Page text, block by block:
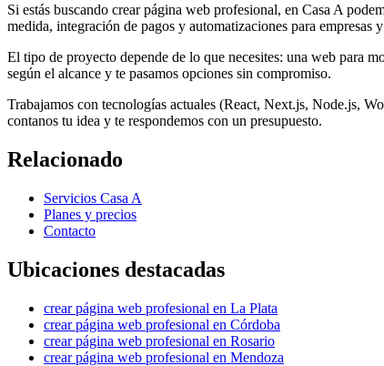
Si estás buscando crear página web profesional, en Casa A
medida, integración de pagos y automatizaciones para empresas
El tipo de proyecto depende de lo que necesites: una web para
según el alcance y te pasamos opciones sin compromiso.
Trabajamos con tecnologías actuales (React, Next.js, Node.js,
contanos tu idea y te respondemos con un presupuesto.
Relacionado
Servicios Casa A
Planes y precios
Contacto
Ubicaciones destacadas
crear página web profesional en La Plata
crear página web profesional en Córdoba
crear página web profesional en Rosario
crear página web profesional en Mendoza